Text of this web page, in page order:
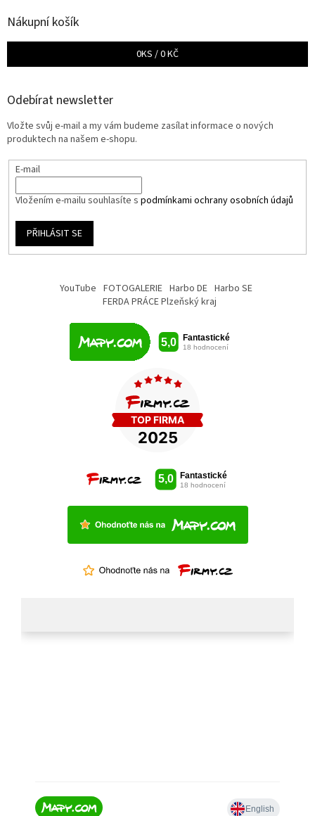
Nákupní košík
0KS /0 KČ
Odebírat newsletter
Vložte svůj e-mail a my vám budeme zasílat informace o nových
produktech na našem e-shopu.
E-mail
Vložením e-mailu souhlasíte s podmínkami ochrany osobních údajů
PŘIHLÁSIT SE
YouTube FOTOGALERIE Harbo DE Harbo SE
FERDA PRÁCE Plzeňský kraj